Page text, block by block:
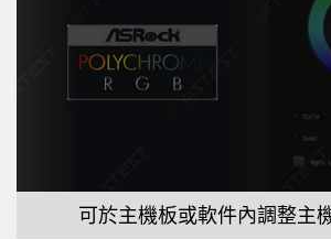
可於主機板或軟件內調整主